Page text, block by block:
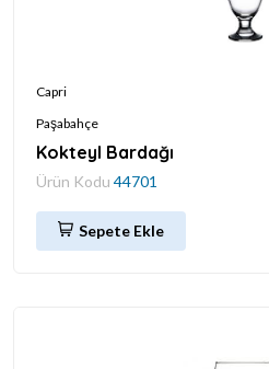
Capri
Paşabahçe
Kokteyl Bardağı
Ürün Kodu 44701
Sepete Ekle